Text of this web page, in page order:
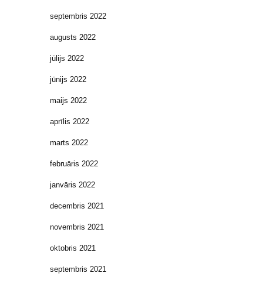
septembris 2022
augusts 2022
jūlijs 2022
jūnijs 2022
maijs 2022
aprīlis 2022
marts 2022
februāris 2022
janvāris 2022
decembris 2021
novembris 2021
oktobris 2021
septembris 2021